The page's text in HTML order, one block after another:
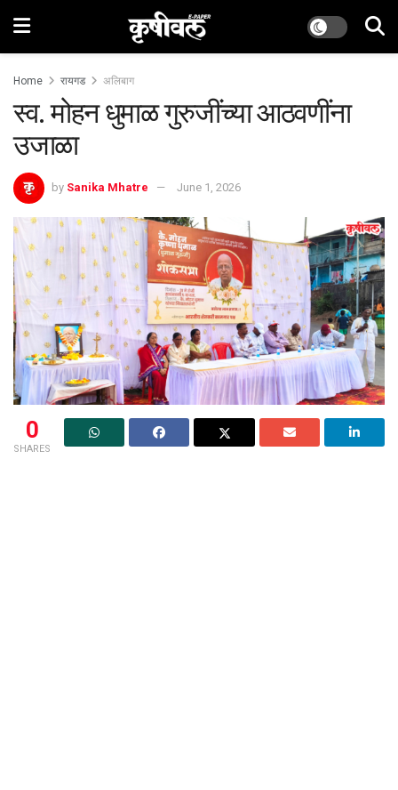
Home रायगड अलिबाग
स्व. मोहन धुमाळ गुरुजींच्या आठवणींना
उजाळा
by Sanika Mhatre June 1, 2026
0
SHARES